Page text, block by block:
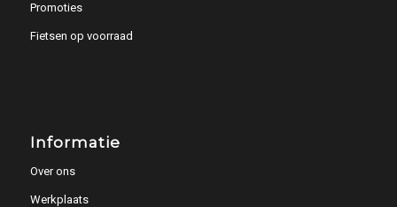
Promoties
Fietsen op voorraad
Informatie
Over ons
Werkplaats